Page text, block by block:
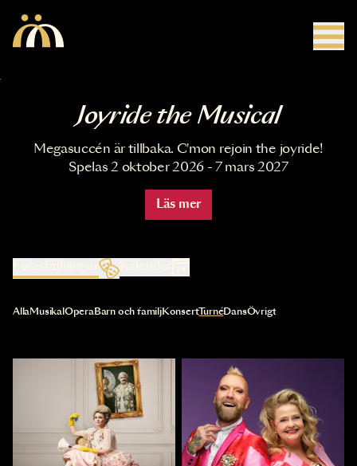
Joyride the Musical
Megasuccén är tillbaka. C'mon rejoin the joyride!
Spelas 2 oktober 2026 - 7 mars 2027
Läs mer
Kalender
Val av kategori uppdaterar innehållet automatiskt
AllaMusikal OperaBarn och familjKonsertTurnéDansÖvrigt